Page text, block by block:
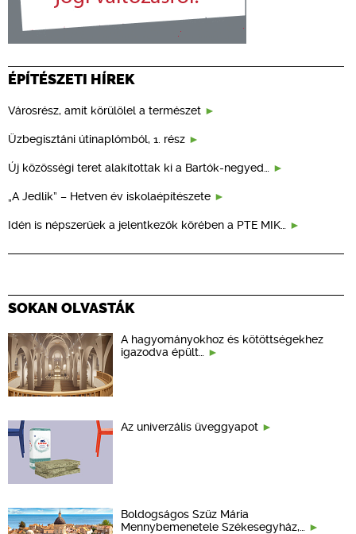
ÉPÍTÉSZETI HÍREK
Városrész, amit körülölel a természet
Üzbegisztáni útinaplómból, 1. rész
Új közösségi teret alakítottak ki a Bartók-negyed…
„A Jedlik” – Hetven év iskolaépítészete
Idén is népszerűek a jelentkezők körében a PTE MIK…
SOKAN OLVASTÁK
A hagyományokhoz és kötöttségekhez
igazodva épült…
Az univerzális üveggyapot
Boldogságos Szűz Mária
Mennybemenetele Székesegyház,…